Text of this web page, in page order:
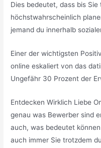
Dies bedeutet, dass bis
höchstwahrscheinlich
jemand du innerhalb
Einer der wichtigsten
online eskaliert von das
Ungefähr 30 Prozent der
Entdecken Wirklich Liebe
genau was Bewerber sind
auch, was bedeutet
auch immer Sie trotzdem